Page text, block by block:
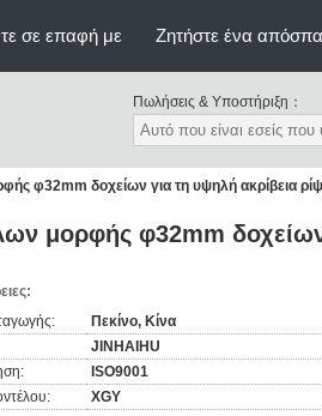
σε επαφή με Ζητήστε ένα
Πωλήσεις & Υποστήριξη：
φ32mm δοχείων για τη υψηλή ακρίβεια
μορφής φ32mm
Πεκίνο, Κίνα
JINHAIHU
ISO9001
XGY